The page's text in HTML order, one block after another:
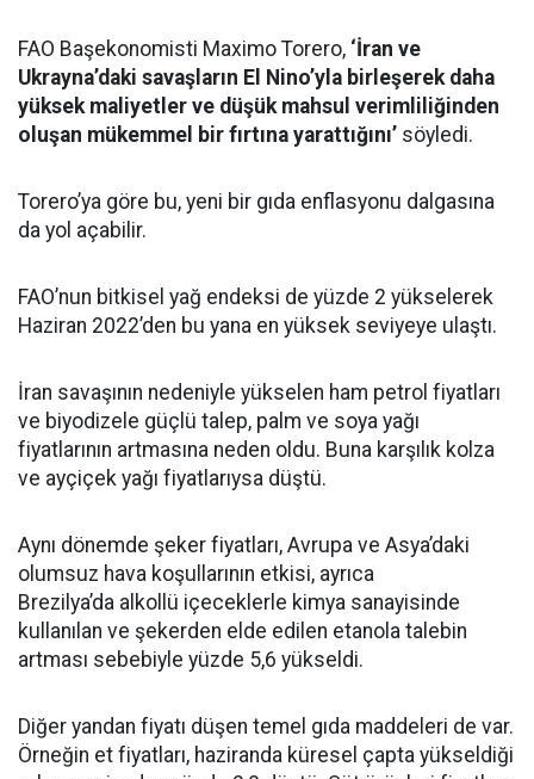
FAO Başekonomisti Maximo Torero, ‘İran ve
Ukrayna’daki savaşların El Nino’yla birleşerek daha
yüksek maliyetler ve düşük mahsul verimliliğinden
oluşan mükemmel bir fırtına yarattığını’ söyledi.
Torero’ya göre bu, yeni bir gıda enflasyonu dalgasına
da yol açabilir.
FAO’nun bitkisel yağ endeksi de yüzde 2 yükselerek
Haziran 2022’den bu yana en yüksek seviyeye ulaştı.
İran savaşının nedeniyle yükselen ham petrol fiyatları
ve biyodizele güçlü talep, palm ve soya yağı
fiyatlarının artmasına neden oldu. Buna karşılık kolza
ve ayçiçek yağı fiyatlarıysa düştü.
Aynı dönemde şeker fiyatları, Avrupa ve Asya’daki
olumsuz hava koşullarının etkisi, ayrıca
Brezilya’da alkollü içeceklerle kimya sanayisinde
kullanılan ve şekerden elde edilen etanola talebin
artması sebebiyle yüzde 5,6 yükseldi.
Diğer yandan fiyatı düşen temel gıda maddeleri de var.
Örneğin et fiyatları, haziranda küresel çapta yükseldiği